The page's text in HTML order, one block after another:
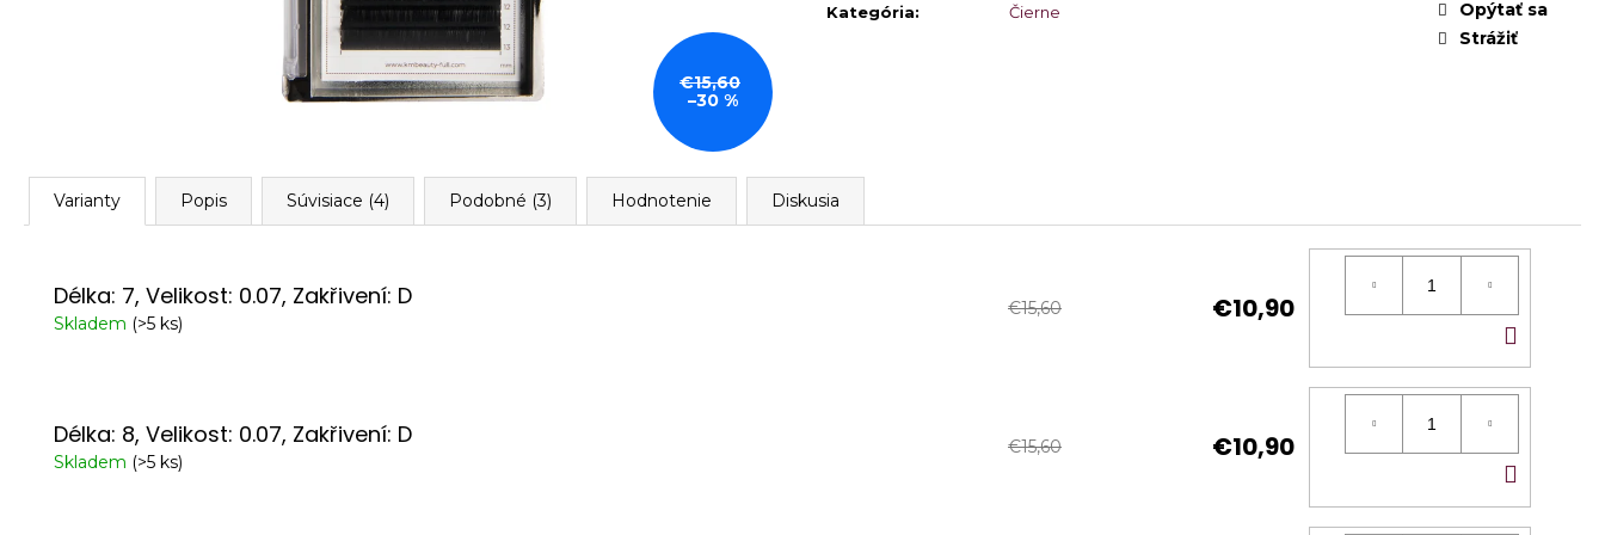
cena:
Kategória: Čierne
Opýtať sa
Strážiť
€15,60
–30 %
Varianty Popis Súvisiace (4) Podobné (3) Hodnotenie Diskusia
Délka: 7, Velikost: 0.07, Zakřivení: D
Skladem (>5 ks)
€15,60 €10,90
Délka: 8, Velikost: 0.07, Zakřivení: D
Skladem (>5 ks)
€15,60 €10,90